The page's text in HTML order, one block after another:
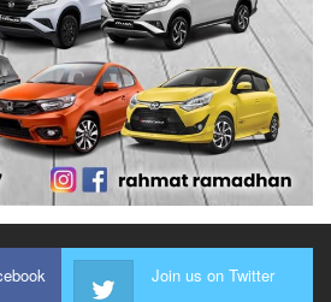
Join us on Twitter